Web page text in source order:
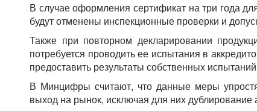
В случае оформления сертификат на три года
будут отменены инспекционные проверки и
Также при повторном декларировании
потребуется проводить ее испытания в
предоставить результаты собственных
В Минцифры считают, что данные меры
выход на рынок, исключая для них